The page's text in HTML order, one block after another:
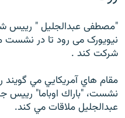
فرکانس‌ها
گزارش‌های تصویری
گزارش‌های ویدئویی
زنان فردا
English
به ما بپیوندید
"مصطفی عبدالجلیل " رییس
نیویورک می رود تا در
شرکت کند .
مقام هاي آمريكايي مي
نشست، "باراك اوباما" رییس
عبدالجليل ملاقات مي كند.